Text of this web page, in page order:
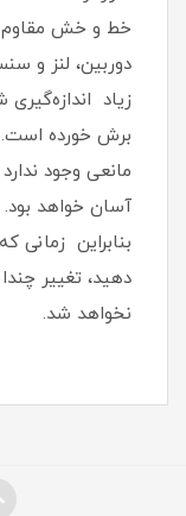
خط و خش مقاوم
دوربین، لنز و
زیاد اندازه‌گیری
برش خورده است‏.‏
مانعی وجود
آسان خواهد
بنابراین زمانی
دهید، تغییر
نخواهد شد‏.‏